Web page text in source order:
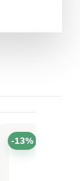
-13%